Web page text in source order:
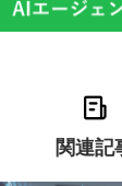
関連記